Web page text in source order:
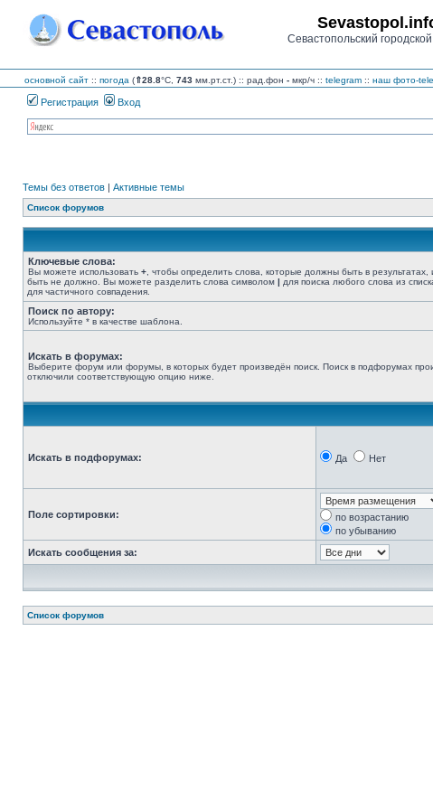
Севастопольский
основной сайт :: погода (⇑28.8°C, 743 мм.рт.ст.) :: рад.фон - мкр/ч :: telegram :: наш фото-
Регистрация Вход
Темы без ответов | Активные темы
Список форумов
Ключевые слова:
Вы можете использовать + , чтобы определить слова, которые должны быть в результатах,
быть не должно. Вы можете разделить слова символом | для поиска любого слова из
для частичного совпадения.
Поиск по автору:
Используйте * в качестве шаблона.
Искать в форумах:
Выберите форум или форумы, в которых будет произведён поиск. Поиск в подфорумах
отключили соответствующую опцию ниже.
Искать в подфорумах: Да Нет
Поле сортировки:
по возрастанию
по убыванию
Искать сообщения за:
Список форумов